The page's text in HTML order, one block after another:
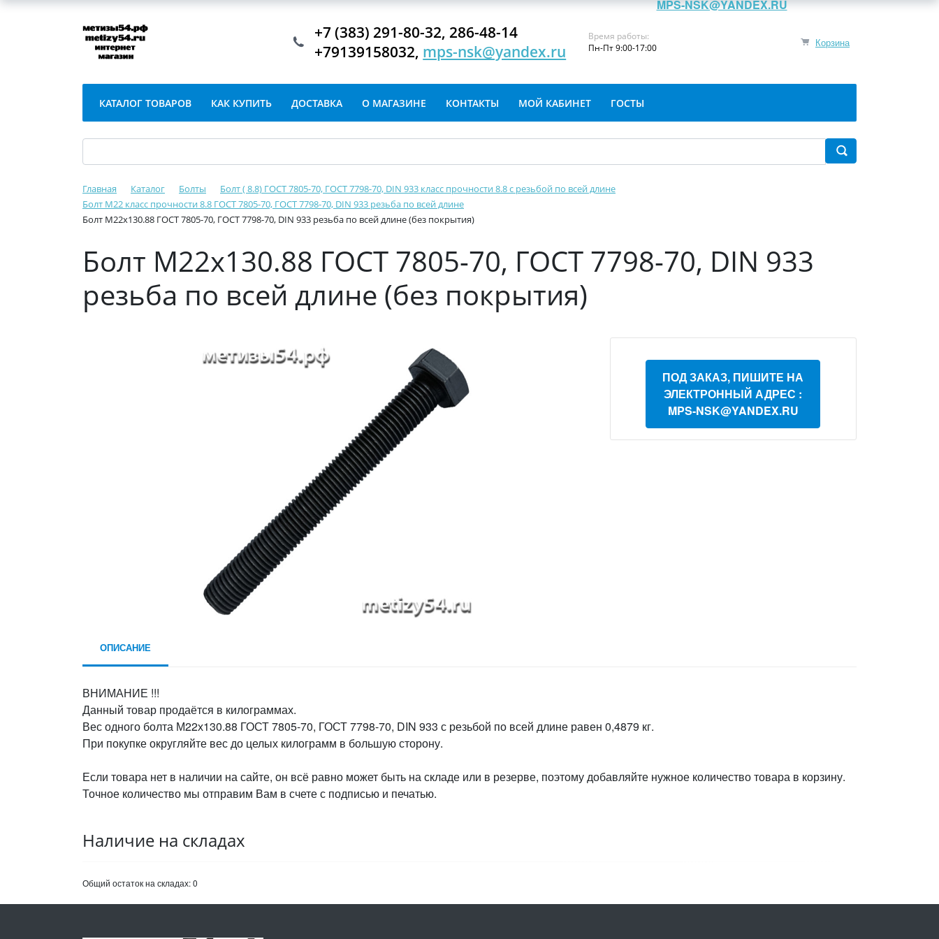
Корзина
+7 (383) 291-80-32, 286-48-14
+79139158032, mps-nsk@yandex.ru
Время работы:
Пн-Пт 9:00-17:00
КАТАЛОГ ТОВАРОВ КАК КУПИТЬ ДОСТАВКА О МАГАЗИНЕ КОНТАКТЫ МОЙ КАБИНЕТ ГОСТЫ
Главная Каталог Болты
Болт ( 8.8) ГОСТ 7805-70, ГОСТ 7798-70, DIN 933 класс прочности 8.8 с резьбой по всей длине
Болт М22 класс прочности 8.8 ГОСТ 7805-70, ГОСТ 7798-70, DIN 933 резьба по всей длине
Болт М22х130.88 ГОСТ 7805-70, ГОСТ 7798-70, DIN 933 резьба по всей длине (без покрытия)
Болт М22х130.88 ГОСТ 7805-70, ГОСТ 7798-70, DIN 933
резьба по всей длине (без покрытия)
ПОД ЗАКАЗ, ПИШИТЕ НА
ЭЛЕКТРОННЫЙ АДРЕС :
MPS-NSK@YANDEX.RU
ОПИСАНИЕ
ВНИМАНИЕ !!!
Данный товар продаётся в килограммах.
Вес одного болта М22х130.88 ГОСТ 7805-70, ГОСТ 7798-70, DIN 933 с резьбой по всей длине равен 0,4879 кг.
При покупке округляйте вес до целых килограмм в большую сторону.
Если товара нет в наличии на сайте, он всё равно может быть на складе или в резерве, поэтому добавляйте нужное количество товара в корзину.
Точное количество мы отправим Вам в счете с подписью и печатью.
MPS-NSK@YANDEX.RU
Наличие на складах
Общий остаток на складах:0